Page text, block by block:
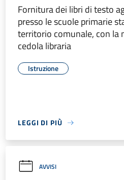
Fornitura dei libri di testo
presso le scuole primarie
territorio comunale, con la
cedola libraria
Istruzione
LEGGI DI PIÙ
AVVISI